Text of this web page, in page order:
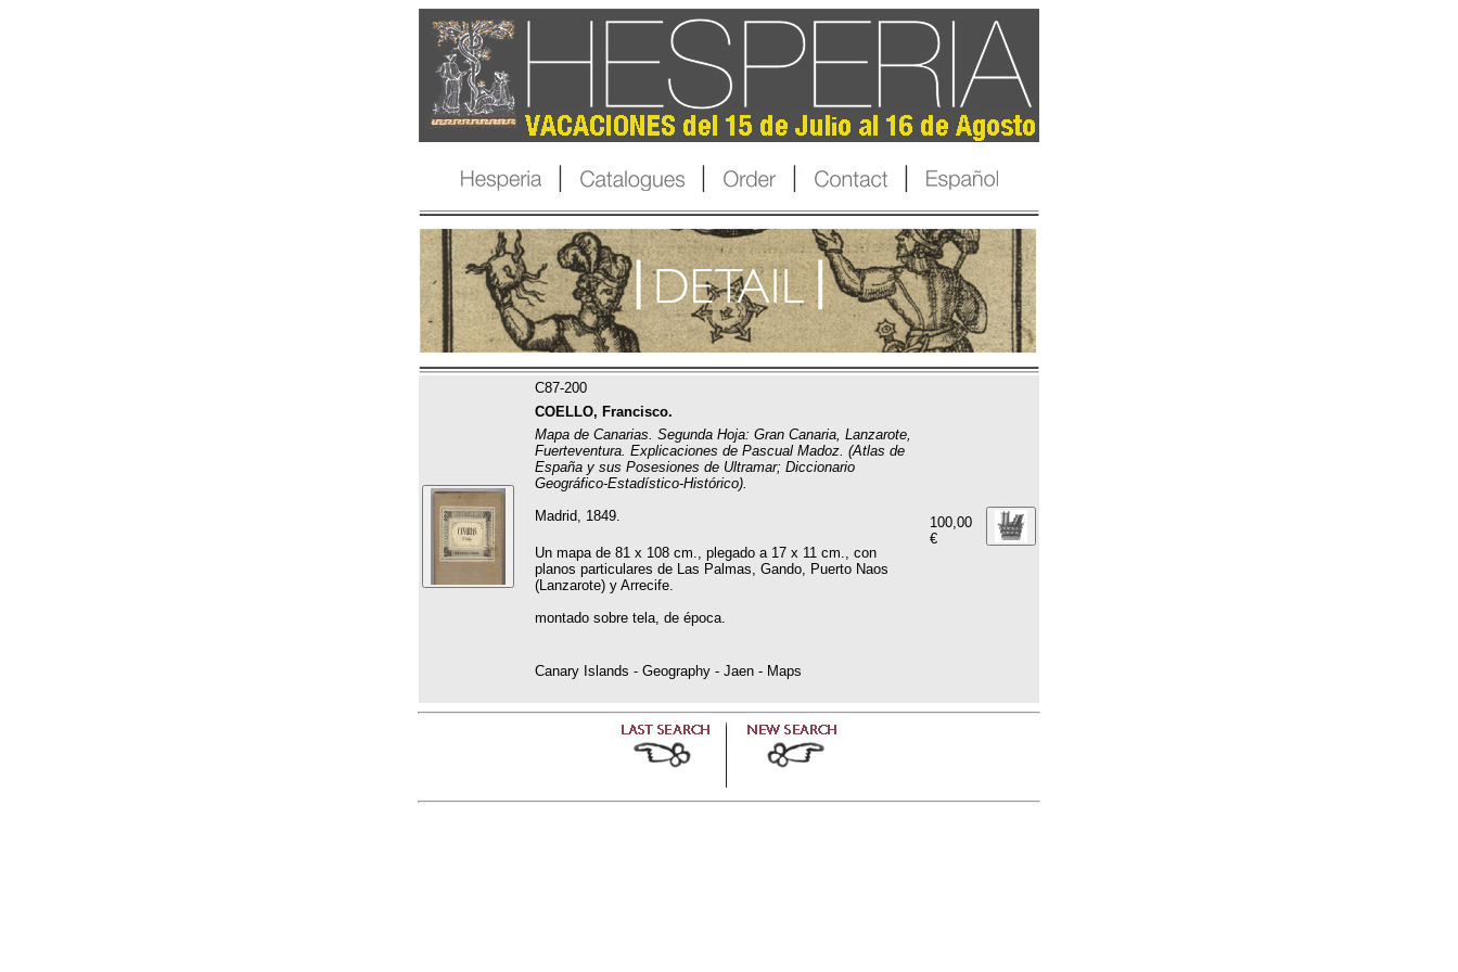
C87-200
COELLO, Francisco.
100,00
€
Mapa de Canarias. Segunda Hoja: Gran Canaria, Lanzarote,
Fuerteventura. Explicaciones de Pascual Madoz. (Atlas de
España y sus Posesiones de Ultramar; Diccionario
Geográfico-Estadístico-Histórico).
Madrid, 1849.
Un mapa de 81 x 108 cm., plegado a 17 x 11 cm., con
planos particulares de Las Palmas, Gando, Puerto Naos
(Lanzarote) y Arrecife.
montado sobre tela, de época.
Canary Islands - Geography - Jaen - Maps